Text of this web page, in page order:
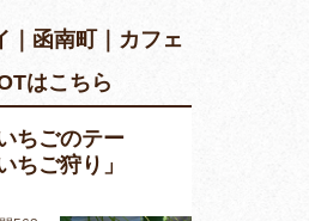
｜函南町｜カフェ
はこちら
ちごのテー
ちご狩り」